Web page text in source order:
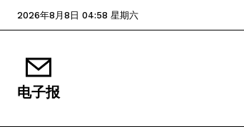
2026年8月8日 04:58 星期六
电子报